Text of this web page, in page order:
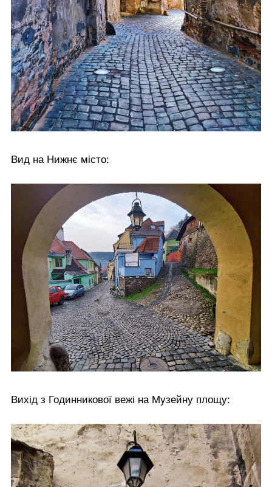
Вид на Нижнє місто:
Вихід з Годинникової вежі на Музейну площу: